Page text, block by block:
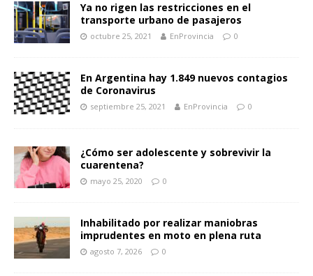
Ya no rigen las restricciones en el
transporte urbano de pasajeros
octubre 25, 2021 EnProvincia 0
En Argentina hay 1.849 nuevos contagios
de Coronavirus
septiembre 25, 2021 EnProvincia 0
¿Cómo ser adolescente y sobrevivir la
cuarentena?
mayo 25, 2020 0
Inhabilitado por realizar maniobras
imprudentes en moto en plena ruta
agosto 7, 2026 0